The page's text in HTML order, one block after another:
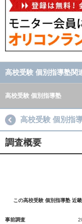
高校受験 個別指導塾関
高校受験 個別指導塾
高校受験 個別指
調査概要
この高校受験 個別指導塾 近
事前調査